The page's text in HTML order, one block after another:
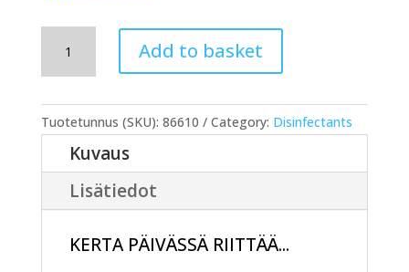
käsidesi,
500ml
quantity
Add to basket
Tuotetunnus (SKU): 86610 Category: Disinfectants
Kuvaus
Lisätiedot
KERTA PÄIVÄSSÄ RIITTÄÄ...